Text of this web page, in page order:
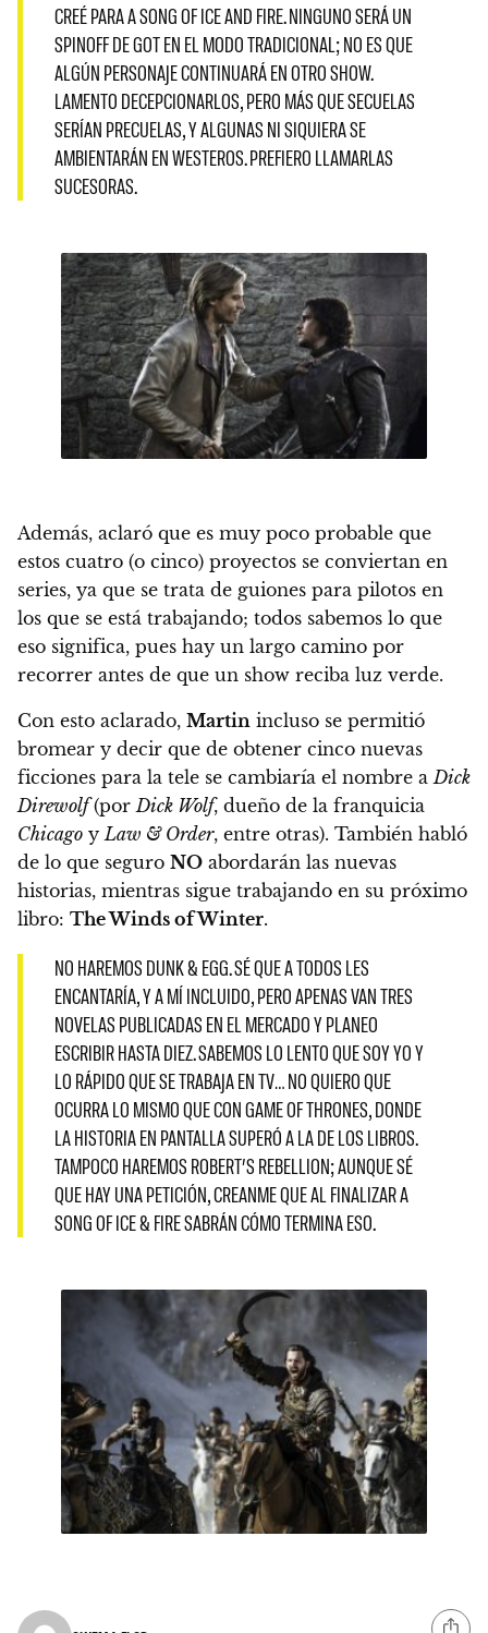
CREÉ PARA A SONG OF ICE AND FIRE. NINGUNO SERÁ UN
SPINOFF DE GOT EN EL MODO TRADICIONAL; NO ES QUE
ALGÚN PERSONAJE CONTINUARÁ EN OTRO SHOW.
LAMENTO DECEPCIONARLOS, PERO MÁS QUE SECUELAS
SERÍAN PRECUELAS, Y ALGUNAS NI SIQUIERA SE
AMBIENTARÁN EN WESTEROS. PREFIERO LLAMARLAS
SUCESORAS.
Además, aclaró que es muy poco probable que
estos cuatro (o cinco) proyectos se conviertan en
series, ya que se trata de guiones para pilotos en
los que se está trabajando; todos sabemos lo que
eso significa, pues hay un largo camino por
recorrer antes de que un show reciba luz verde.
Con esto aclarado, Martin incluso se permitió
bromear y decir que de obtener cinco nuevas
ficciones para la tele se cambiaría el nombre a Dick
Direwolf(por Dick Wolf, dueño de la franquicia
Chicago y Law & Order, entre otras). También habló
de lo que seguro NO abordarán las nuevas
historias, mientras sigue trabajando en su próximo
libro: The Winds of Winter.
NO HAREMOS DUNK & EGG. SÉ QUE A TODOS LES
ENCANTARÍA, Y A MÍ INCLUIDO, PERO APENAS VAN TRES
NOVELAS PUBLICADAS EN EL MERCADO Y PLANEO
ESCRIBIR HASTA DIEZ. SABEMOS LO LENTO QUE SOY YO Y
LO RÁPIDO QUE SE TRABAJA EN TV… NO QUIERO QUE
OCURRA LO MISMO QUE CON GAME OF THRONES, DONDE
LA HISTORIA EN PANTALLA SUPERÓ A LA DE LOS LIBROS.
TAMPOCO HAREMOS ROBERT’S REBELLION; AUNQUE SÉ
QUE HAY UNA PETICIÓN, CREANME QUE AL FINALIZAR A
SONG OF ICE & FIRE SABRÁN CÓMO TERMINA ESO.